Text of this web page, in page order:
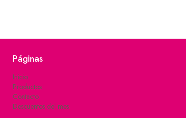
Páginas
Inicio
Productos
Contacto
Descuentos del mes